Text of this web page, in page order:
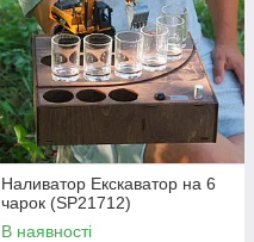
Наливатор Екскаватор на 6
чарок (SP21712)
В наявності